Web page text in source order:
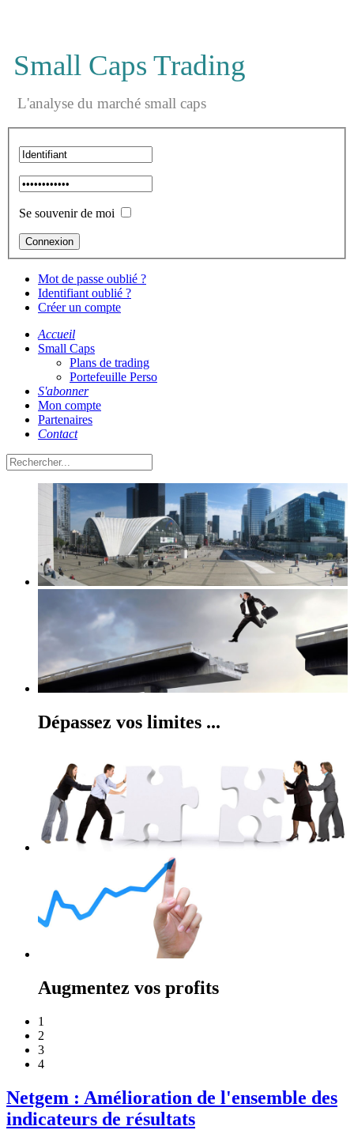
Small Caps Trading
L'analyse du marché small caps
Se souvenir de moi
Mot de passe oublié ?
Identifiant oublié ?
Créer un compte
Accueil
Small Caps
Plans de trading
Portefeuille Perso
S'abonner
Mon compte
Partenaires
Contact
Dépassez vos limites ...
Augmentez vos profits
1
2
3
4
Netgem : Amélioration de l'ensemble des
indicateurs de résultats